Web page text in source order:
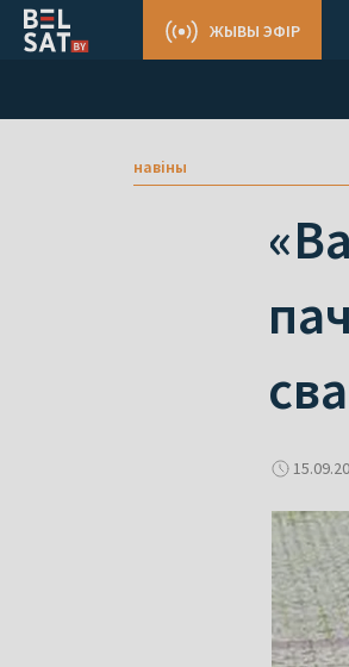
ЖЫВЫ ЭФІР
навіны